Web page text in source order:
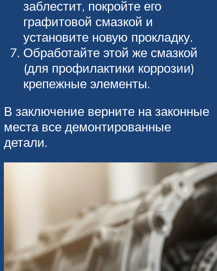
заблестит, покройте его
графитовой смазкой и
установите новую прокладку.
Обработайте этой же смазкой
(для профилактики коррозии)
крепежные элементы.
В заключение верните на законные
места все демонтированные
детали.